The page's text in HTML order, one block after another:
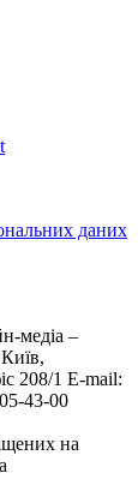
даних
медіа –
208/1 E-mail:
43-00
на